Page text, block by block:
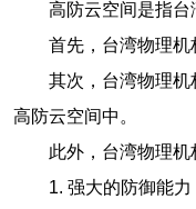
高防云空间是指台
首先，台湾物理机
其次，台湾物理
高防云空间中。
此外，台湾物理
1. 强大的防御能